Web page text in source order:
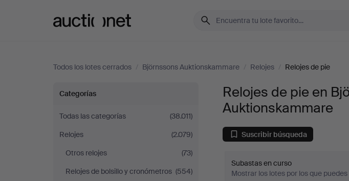
Todos los lotes cerrados / Björnssons Auktionskammare / Relojes / Relojes de pie
Relojes
de
pie
en
Categorías
Todas las categorías
(38.011)
Relojes
(2.079)
Otros relojes
(73)
Relojes de bolsillo y cronómetros (554)
Relojes de pie en
Auktionskammare
Suscribir búsqueda
Subastas en curso
Mostrar los lotes por los que